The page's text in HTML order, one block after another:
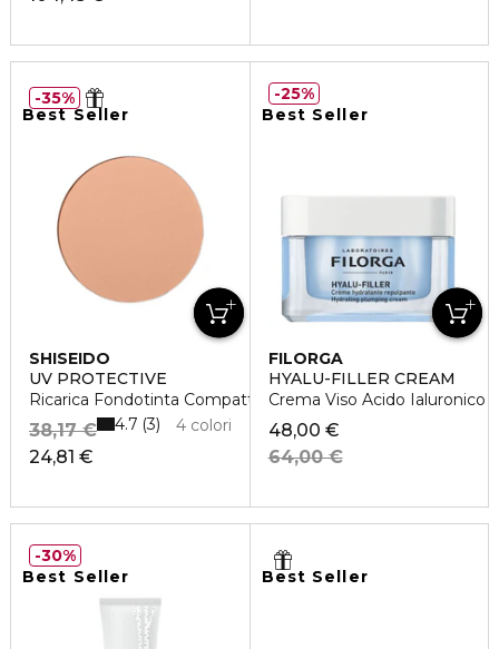
Best Seller
SHISEIDO
UV PROTECTIVE
Ricarica Fondotinta Compatto SPF30
24,81 €
38,17 € 4 colori
4.7 3
35%
Best Seller
FILORGA
HYALU-FILLER CREAM
Crema Viso Acido Ialuronico
48,00 €
64,00 €
25%
Best Seller
30%
Best Seller